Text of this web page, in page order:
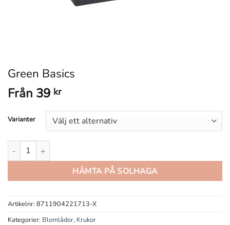
Green Basics
Från 39 kr
Varianter
Green Basics mängd
HÄMTA PÅ SOLHAGA
Artikelnr: 8711904221713-X
Kategorier: Blomlådor, Krukor